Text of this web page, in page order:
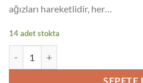
ağızları hareketlidir, her…
14 adet stokta
SEPETE